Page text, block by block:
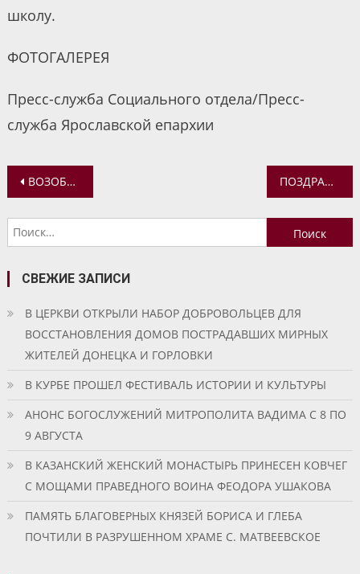
школу.
ФОТОГАЛЕРЕЯ
Пресс-служба Социального отдела/Пресс-
служба Ярославской епархии
Навигация
по
записям
ВОЗОБНОВЛЯЮТСЯ ВСТРЕЧИ В МОЛОДЕЖНОМ ДИСКУССИОННОМ КЛУБЕ ПОЗДРАВЛЕНИЕ СВЯТЕЙШЕГО ПАТРИАРХА КИРИЛЛА М.Я. ЕВРАЕВУ С ИЗБРАНИЕМ НА ДОЛЖНОСТЬ ГУБЕРНАТОРА ЯРОСЛАВСКОЙ ОБЛАСТИ
Найти:
СВЕЖИЕ ЗАПИСИ
В ЦЕРКВИ ОТКРЫЛИ НАБОР ДОБРОВОЛЬЦЕВ ДЛЯ
ВОССТАНОВЛЕНИЯ ДОМОВ ПОСТРАДАВШИХ МИРНЫХ
ЖИТЕЛЕЙ ДОНЕЦКА И ГОРЛОВКИ
В КУРБЕ ПРОШЕЛ ФЕСТИВАЛЬ ИСТОРИИ И КУЛЬТУРЫ
АНОНС БОГОСЛУЖЕНИЙ МИТРОПОЛИТА ВАДИМА С 8 ПО
9 АВГУСТА
В КАЗАНСКИЙ ЖЕНСКИЙ МОНАСТЫРЬ ПРИНЕСЕН КОВЧЕГ
С МОЩАМИ ПРАВЕДНОГО ВОИНА ФЕОДОРА УШАКОВА
ПАМЯТЬ БЛАГОВЕРНЫХ КНЯЗЕЙ БОРИСА И ГЛЕБА
ПОЧТИЛИ В РАЗРУШЕННОМ ХРАМЕ С. МАТВЕЕВСКОЕ